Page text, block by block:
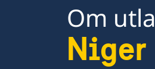
Om
Niger